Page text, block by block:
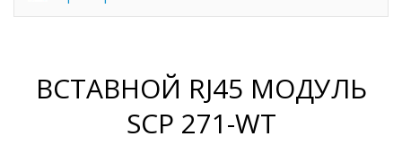
ВСТАВНОЙ RJ45 МОДУЛЬ
SCP 271-WT